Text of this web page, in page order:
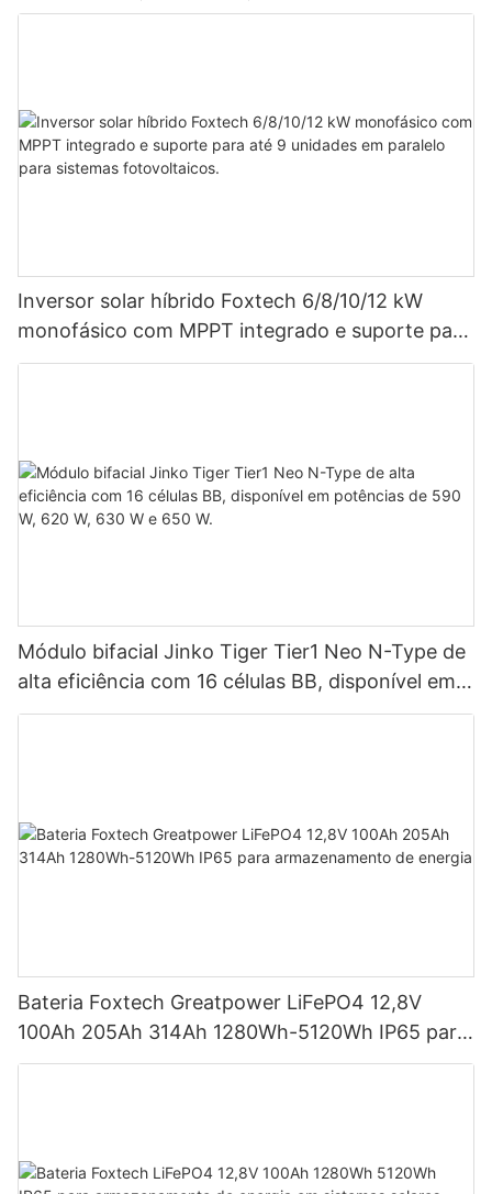
Inversor solar híbrido Foxtech 6/8/10/12 kW
monofásico com MPPT integrado e suporte para
até 9 unidades em paralelo para sistemas
Módulo bifacial Jinko Tiger Tier1 Neo N-Type de
alta eficiência com 16 células BB, disponível em
potências de 590 W, 620 W, 630 W e 650 W.
Bateria Foxtech Greatpower LiFePO4 12,8V
100Ah 205Ah 314Ah 1280Wh-5120Wh IP65 para
armazenamento de energia